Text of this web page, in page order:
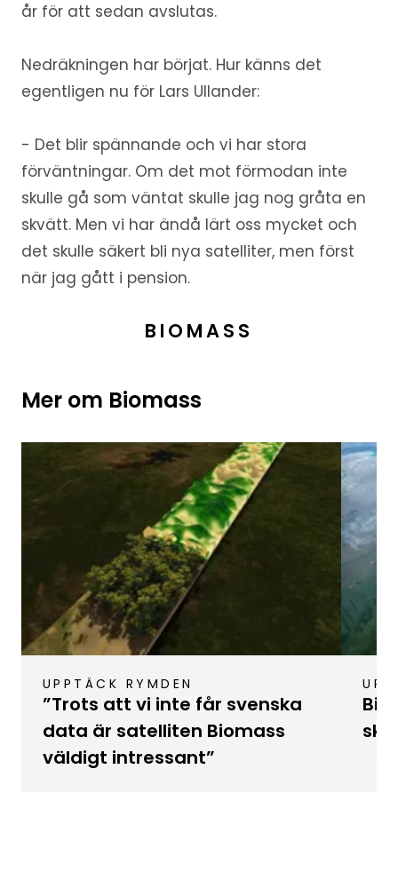
år för att sedan avslutas.
Nedräkningen har börjat. Hur känns det
egentligen nu för Lars Ullander:
- Det blir spännande och vi har stora
förväntningar. Om det mot förmodan inte
skulle gå som väntat skulle jag nog gråta en
skvätt. Men vi har ändå lärt oss mycket och
det skulle säkert bli nya satelliter, men först
när jag gått i pension.
BIOMASS
Mer om Biomass
UPPTÄCK RYMDEN
”Trots att vi inte får svenska
data är satelliten Biomass
väldigt intressant”